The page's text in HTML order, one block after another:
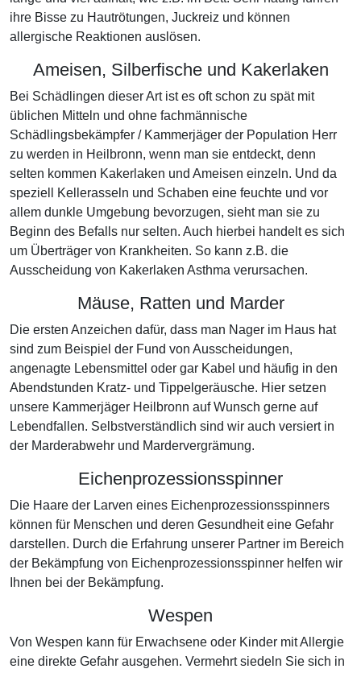
ihre Bisse zu Hautrötungen, Juckreiz und können
allergische Reaktionen auslösen.
Ameisen, Silberfische und Kakerlaken
Bei Schädlingen dieser Art ist es oft schon zu spät mit
üblichen Mitteln und ohne fachmännische
Schädlingsbekämpfer / Kammerjäger der Population Herr
zu werden in Heilbronn, wenn man sie entdeckt, denn
selten kommen Kakerlaken und Ameisen einzeln. Und da
speziell Kellerasseln und Schaben eine feuchte und vor
allem dunkle Umgebung bevorzugen, sieht man sie zu
Beginn des Befalls nur selten. Auch hierbei handelt es sich
um Überträger von Krankheiten. So kann z.B. die
Ausscheidung von Kakerlaken Asthma verursachen.
Mäuse, Ratten und Marder
Die ersten Anzeichen dafür, dass man Nager im Haus hat
sind zum Beispiel der Fund von Ausscheidungen,
angenagte Lebensmittel oder gar Kabel und häufig in den
Abendstunden Kratz- und Tippelgeräusche. Hier setzen
unsere Kammerjäger Heilbronn auf Wunsch gerne auf
Lebendfallen. Selbstverständlich sind wir auch versiert in
der Marderabwehr und Mardervergrämung.
Eichenprozessionsspinner
Die Haare der Larven eines Eichenprozessionsspinners
können für Menschen und deren Gesundheit eine Gefahr
darstellen. Durch die Erfahrung unserer Partner im Bereich
der Bekämpfung von Eichenprozessionsspinner helfen wir
Ihnen bei der Bekämpfung.
Wespen
Von Wespen kann für Erwachsene oder Kinder mit Allergie
eine direkte Gefahr ausgehen. Vermehrt siedeln Sie sich in